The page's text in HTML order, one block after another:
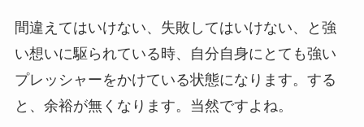
間違えてはいけない、失敗してはいけない、と強
い想いに駆られている時、自分自身にとても強い
プレッシャーをかけている状態になります。する
と、余裕が無くなります。当然ですよね。